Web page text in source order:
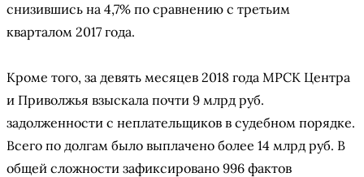
снизившись на 4,7% по сравнению с третьим
кварталом 2017 года.
Кроме того, за девять месяцев 2018 года МРСК Центра
и Приволжья взыскала почти 9 млрд руб.
задолженности с неплательщиков в судебном порядке.
Всего по долгам было выплачено более 14 млрд руб. В
общей сложности зафиксировано 996 фактов